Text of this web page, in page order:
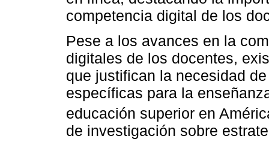
competencia digital de los
Pese a los avances en la
digitales de los docentes,
que justifican la necesidad
específicas para la
educación superior en
de investigación sobre